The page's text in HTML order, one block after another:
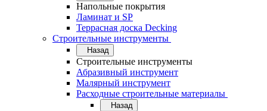
Напольные покрытия
Ламинат и SP
Террасная доска Decking
Строительные инструменты
Назад
Строительные инструменты
Абразивный инструмент
Малярный инструмент
Расходные строительные материалы
Назад